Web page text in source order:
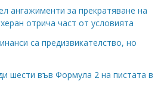
за прекратяване на
отрича част от условията
са предизвикателство, но
шести във Формула 2 на пистата в